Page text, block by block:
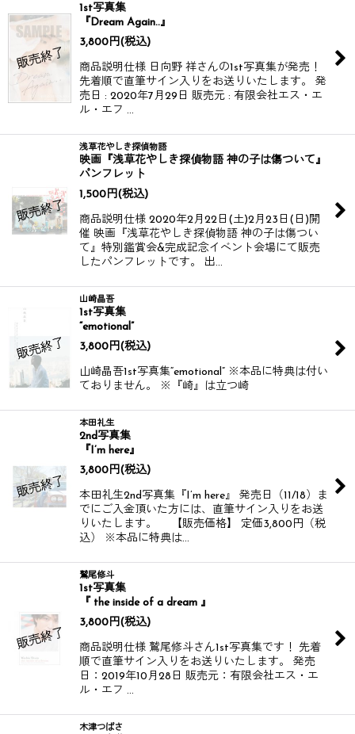
1st写真集
『Dream Again..』
3,800 円(税込)
商品説明仕様 日向野 祥さんの1st写真集が発売！
先着順で直筆サイン入りをお送りいたします。 発
売日 : 2020年7月29日 販売元 : 有限会社エス・エ
ル・エフ …
浅草花やしき探偵物語
映画『浅草花やしき探偵物語 神の子は傷ついて』
パンフレット
1,500 円(税込)
商品説明仕様 2020年2月22日(土)2月23日(日)開
催 映画『浅草花やしき探偵物語 神の子は傷つい
て』特別鑑賞会&完成記念イベント会場にて販売
したパンフレットです。 出…
山崎晶吾
1st写真集
“emotional”
3,800 円(税込)
山崎晶吾1st写真集“emotional” ※本品に特典は付い
ておりません。 ※『崎』は立つ崎
本田礼生
2nd写真集
『I’m here』
3,800 円(税込)
本田礼生2nd写真集『I’m here』 発売日（11/18）ま
でにご入金頂いた方には、直筆サイン入りをお送
りいたします。 【販売価格】 定価3,800円（税
込） ※本品に特典は…
鷲尾修斗
1st写真集
『 the inside of a dream 』
3,800 円(税込)
商品説明仕様 鷲尾修斗さん1st写真集です！ 先着
順で直筆サイン入りをお送りいたします。 発売
日：2019年10月28日 販売元：有限会社エス・エ
ル・エフ …
木津つばさ